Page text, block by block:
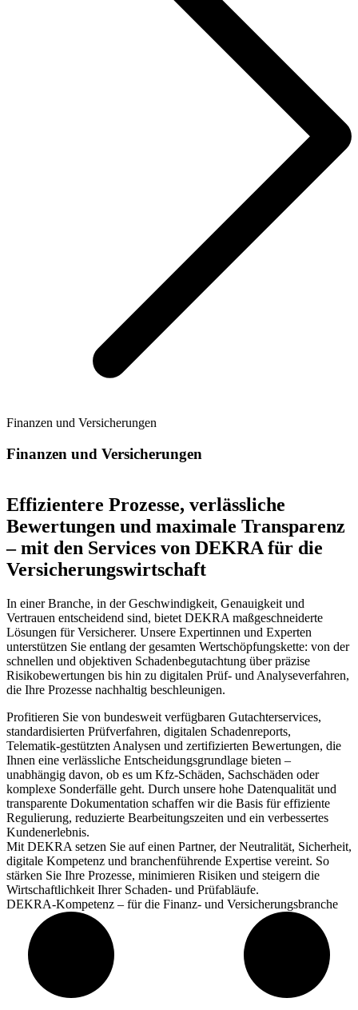
Finanzen und Versicherungen
Finanzen und Versicherungen
Effizientere Prozesse, verlässliche
Bewertungen und maximale Transparenz
– mit den Services von DEKRA für die
Versicherungswirtschaft
In einer Branche, in der Geschwindigkeit, Genauigkeit und
Vertrauen entscheidend sind, bietet DEKRA maßgeschneiderte
Lösungen für Versicherer. Unsere Expertinnen und Experten
unterstützen Sie entlang der gesamten Wertschöpfungskette: von der
schnellen und objektiven Schadenbegutachtung über präzise
Risikobewertungen bis hin zu digitalen Prüf‑ und Analyseverfahren,
die Ihre Prozesse nachhaltig beschleunigen.
Profitieren Sie von bundesweit verfügbaren Gutachterservices,
standardisierten Prüfverfahren, digitalen Schadenreports,
Telematik‑gestützten Analysen und zertifizierten Bewertungen, die
Ihnen eine verlässliche Entscheidungsgrundlage bieten –
unabhängig davon, ob es um Kfz‑Schäden, Sachschäden oder
komplexe Sonderfälle geht. Durch unsere hohe Datenqualität und
transparente Dokumentation schaffen wir die Basis für effiziente
Regulierung, reduzierte Bearbeitungszeiten und ein verbessertes
Kundenerlebnis.
Mit DEKRA setzen Sie auf einen Partner, der Neutralität, Sicherheit,
digitale Kompetenz und branchenführende Expertise vereint. So
stärken Sie Ihre Prozesse, minimieren Risiken und steigern die
Wirtschaftlichkeit Ihrer Schaden- und Prüfabläufe.
DEKRA-Kompetenz – für die Finanz- und Versicherungsbranche